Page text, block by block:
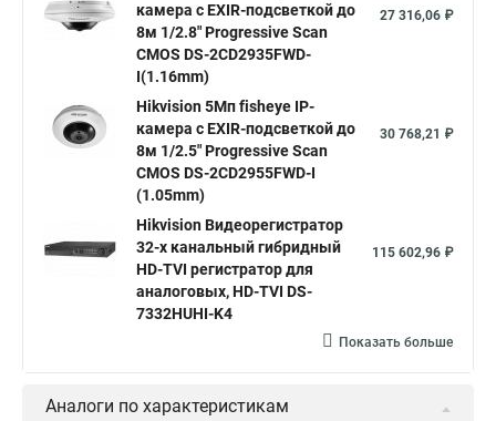
Hikvision купить Hikvision уличная ip камера
Hikvision poe
Hikvision 2 8 mm Hikvision camera Hikvision 2cd1148 i b
Видеонаблюдение Ip видеокамеры
Hikvision 2cd2142fwd
Hikvision ds 2cd1148 hikvision ds 2cd1148 i b
hikvision ds 2cd2042wd i Видеокамера hikvision
Видеокамеры hikvision ds
Камера Hikvision ds 2ce16d8t
Видеокамера hikvision hiwatch
Камера Hikvision ds 2cd2442fwd
камера c EXIR-подсветкой до
8м 1/2.8" Progressive Scan
CMOS DS-2CD2935FWD-
I(1.16mm)
27 316,06 ₽
Hikvision 5Мп fisheye IP-
камера c EXIR-подсветкой до
8м 1/2.5" Progressive Scan
CMOS DS-2CD2955FWD-I
(1.05mm)
30 768,21 ₽
Hikvision Видеорегистратор
32-х канальный гибридный
HD-TVI регистратор для
аналоговых, HD-TVI DS-
7332HUHI-K4
115 602,96 ₽
Показать больше
Аналоги по характеристикам